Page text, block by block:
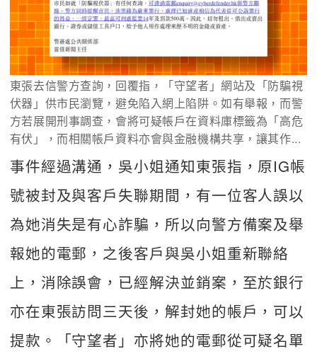
東張去信警方查詢，回覆指，「守望者」網站及「防騙視
伏器」供市民瀏覽，避免陷入網上陷阱。如有舉報，而警
方若展開刑事調查，會將可疑帳戶在資料庫標籤為「高危
有伏」，而相關帳戶資料亦會與金融機構共享，讓其作...
事件經過溝通，吳小姐通知東張指，原IG帳
號被封及與客戶失聯期間，有一位客人誤以
為她消失是有心詐騙，所以向警方備案及舉
報她的電郵，之後客戶與吳小姐重新聯絡
上，消除誤會，已經解決並銷案，至於銀行
亦在東張訪問三天後，解封她的帳戶，可以
提款。「守望者」亦將她的電郵從可疑名單